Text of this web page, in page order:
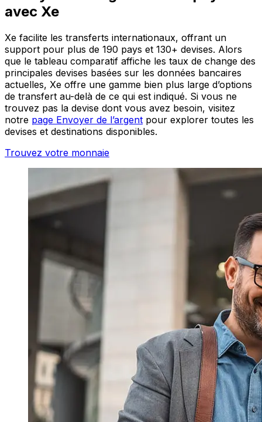
avec Xe
Xe facilite les transferts internationaux, offrant un
support pour plus de 190 pays et 130+ devises. Alors
que le tableau comparatif affiche les taux de change des
principales devises basées sur les données bancaires
actuelles, Xe offre une gamme bien plus large d’options
de transfert au-delà de ce qui est indiqué. Si vous ne
trouvez pas la devise dont vous avez besoin, visitez
notre page Envoyer de l’argent pour explorer toutes les
devises et destinations disponibles.
Trouvez votre monnaie